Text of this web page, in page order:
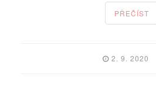
PŘEČÍST
2. 9. 2020